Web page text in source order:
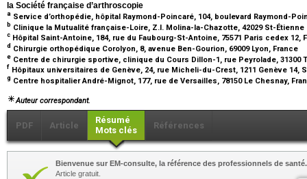
la Société française d’arthroscopie
a Service d’orthopédie, hôpital Raymond-Poincaré, 104, boulevard Raymond-
b Clinique la Mutualité française-Loire, Z.I. Molina-la-Chazotte, 42029 St-
c Hôpital Saint-Antoine, 184, rue du Faubourg-St-Antoine, 75571 Paris cedex 12,
d Chirurgie orthopédique Corolyon, 8, avenue Ben-Gourion, 69009 Lyon, France
e Centre de chirurgie sportive, clinique du Cours Dillon-1, rue Peyrolade, 31300
f Hôpitaux universitaires de Genève, 24, rue Micheli-du-Crest, 1211 Genève 14,
g Centre hospitalier André-Mignot, 177, rue de Versailles, 78150 Le Chesnay,
Auteur correspondant.
PDF Article
Résumé
Mots clés
Références
Bienvenue sur EM-consulte, la référence des professionnels de santé.
Article gratuit.